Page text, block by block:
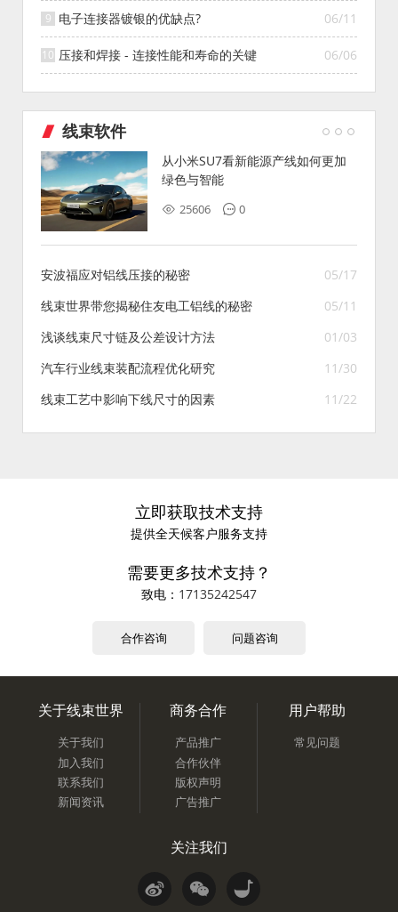
06/11
电子连接器镀银的优缺点?
06/06
压接和焊接 - 连接性能和寿命的关键
线束软件
从小米SU7看新能源产线如何更加
绿色与智能
25606 0
05/17
安波福应对铝线压接的秘密
05/11
线束世界带您揭秘住友电工铝线的秘密
01/03
浅谈线束尺寸链及公差设计方法
11/30
汽车行业线束装配流程优化研究
11/22
线束工艺中影响下线尺寸的因素
立即获取技术支持
提供全天候客户服务支持
需要更多技术支持？
致电： 17135242547
合作咨询 问题咨询
关于线束世界
关于我们
加入我们
联系我们
新闻资讯
商务合作
产品推广
合作伙伴
版权声明
广告推广
用户帮助
常见问题
关注我们